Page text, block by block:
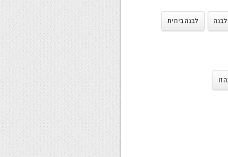
לבנה לבנה ביתית